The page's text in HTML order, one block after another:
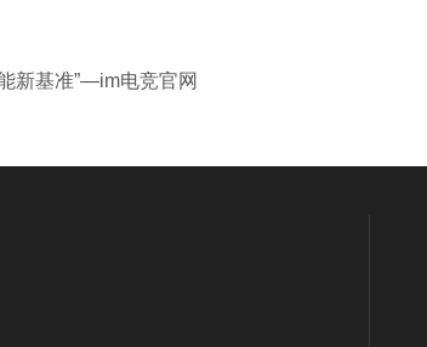
新基准”—im电竞官网